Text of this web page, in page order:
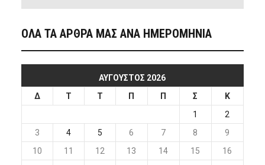
ΟΛΑ ΤΑ ΑΡΘΡΑ ΜΑΣ ΑΝΑ ΗΜΕΡΟΜΗΝΙΑ
ΑΎΓΟΥΣΤΟΣ 2026
Δ
Τ Τ Π Π Σ
Κ
1
2
3
4 5 6 7 8
9
10
11 12 13 14 15
16